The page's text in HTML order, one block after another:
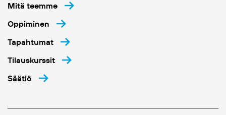
Mitä teemme
Oppiminen
Tapahtumat
Tilauskurssit
Säätiö